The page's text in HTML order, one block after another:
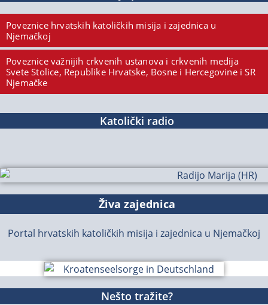
Poveznice hrvatskih katoličkih misija i zajednica u
Njemačkoj
Poveznice važnijih crkvenih ustanova i crkvenih medija
Svete Stolice, Republike Hrvatske, Bosne i Hercegovine i SR
Njemačke
Katolički radio
Živa zajednica
Portal hrvatskih katoličkih misija i zajednica u Njemačkoj
Nešto tražite?